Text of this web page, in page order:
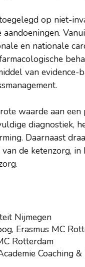
op niet-
en nationale
van
waarde aan
diagnostiek,
Daarnaast
de ketenzorg,
Nijmegen
Erasmus MC
Rotterdam
Coaching